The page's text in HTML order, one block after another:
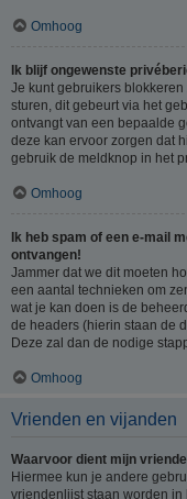
Omhoog
Ik blijf ongewenste
Je kunt gebruikers
sturen, dit gebeurt via het
ontvangt van een bepaalde
deze kan ervoor zorgen dat
gebruik de meldknop in het
Omhoog
Ik heb spam of een e-mail
ontvangen!
Jammer dat we dit moeten
een aantal technieken om
wat je kan doen is de
de headers (hierin staan de
Deze zal dan de nodige
Omhoog
Vrienden en vijanden
Waarvoor dient mijn
Hiermee kun je andere
vriendenlijst staan worden